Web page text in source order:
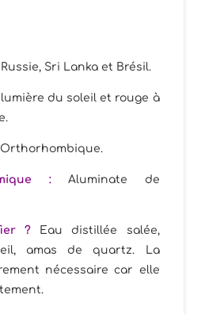
Russie, Sri Lanka et Brésil.
du soleil et rouge à
Orthorhombique.
:
Aluminate de
?
Eau distillée salée,
amas de quartz. La
nécessaire car elle